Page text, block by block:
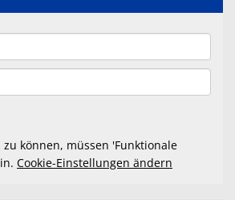
können, müssen 'Funktionale
Cookie-Einstellungen ändern